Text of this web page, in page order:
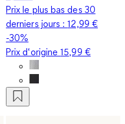
Prix le plus bas des 30
derniers jours :12,99 €
-30%
Prix d‘origine15,99 €